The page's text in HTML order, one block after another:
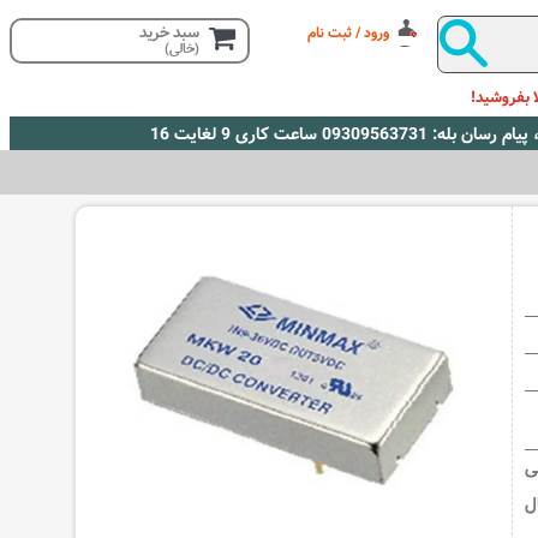
ورود / ثبت نام سبد خرید
(خالی)
بفروشید!